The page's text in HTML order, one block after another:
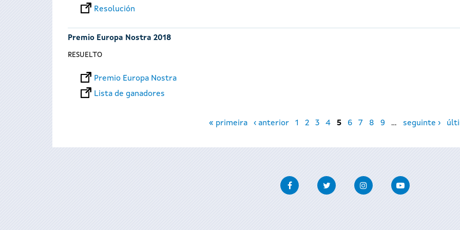
Resolución
Premio Europa Nostra 2018
RESUELTO
Premio Europa Nostra
Lista de ganadores
« primeira ‹ anterior 1 2 3 4 5 6 7 8 9 … seguinte ›
FacebookTwitter InstagramYoutube